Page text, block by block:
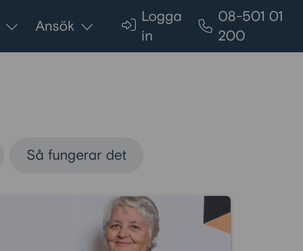
Ansök
Logga
in
08-501 01
200
Så fungerar det